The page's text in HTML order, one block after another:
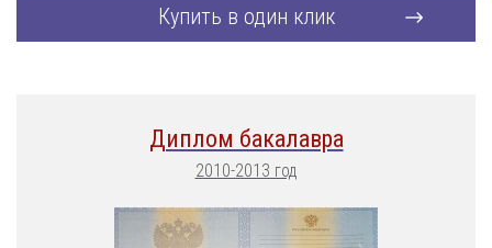
Купить в один клик
Диплом бакалавра
2010-2013 год